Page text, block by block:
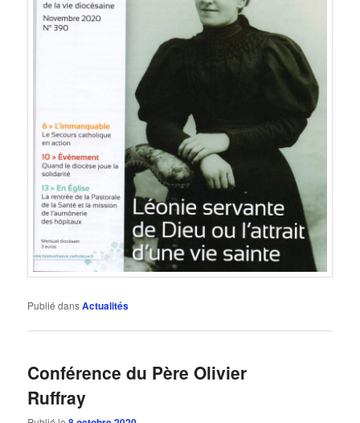
Publié dansActualités
Conférence du Père Olivier
Ruffray